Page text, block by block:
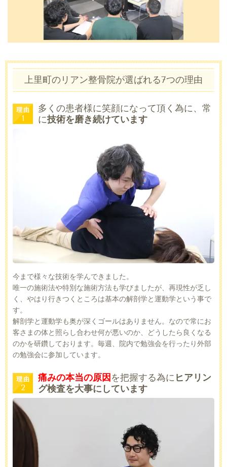
上里町のリアン整骨院が選ばれる7つの理由
多くの患者様に笑顔になって頂く為に、常
に技術を磨き続けています
今まで様々な技術を学んできました。
唯一の施術法や特別な施術方法も学びましたが、再現性が乏し
く、やはり行きつくところは基本の解剖学と運動学という事で
す。
解剖学と運動学も奥が深くゴールはありません。なので常にお
客さまの体と照らし合わせ何が悪いのか、どうしたら良くなる
のかを研鑽しております。毎週、院内で勉強会を行ったり外部
の勉強会に参加しています。
痛みの本当の原因 を把握する為にヒアリン
グ検査を大事にしています